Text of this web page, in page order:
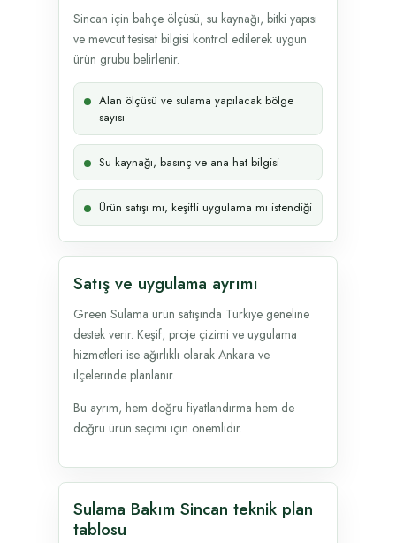
Sincan için bahçe ölçüsü, su kaynağı, bitki yapısı
ve mevcut tesisat bilgisi kontrol edilerek uygun
ürün grubu belirlenir.
Alan ölçüsü ve sulama yapılacak bölge
sayısı
Su kaynağı, basınç ve ana hat bilgisi
Ürün satışı mı, keşifli uygulama mı istendiği
Satış ve uygulama ayrımı
Green Sulama ürün satışında Türkiye geneline
destek verir. Keşif, proje çizimi ve uygulama
hizmetleri ise ağırlıklı olarak Ankara ve
ilçelerinde planlanır.
Bu ayrım, hem doğru fiyatlandırma hem de
doğru ürün seçimi için önemlidir.
Sulama Bakım Sincan teknik plan
tablosu